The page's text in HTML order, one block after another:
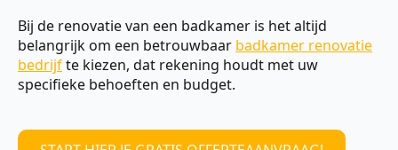
Bij de renovatie van een badkamer is het altijd
belangrijk om een betrouwbaar badkamer renovatie
bedrijfte kiezen, dat rekening houdt met uw
specifieke behoeften en budget.